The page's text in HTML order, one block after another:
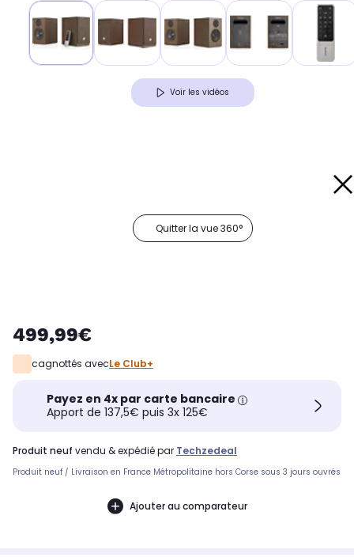
Voir les vidéos
Quitter la vue 360°
499,99€
cagnottés avecLe Club+
Payez en 4x par carte bancaire
Apport de 137,5€ puis 3x 125€
produit neuf vendu & expédié par Techzedeal
Produit neuf / Livraison en France Métropolitaine hors Corse sous 3 jours ouvrés
Ajouter au comparateur